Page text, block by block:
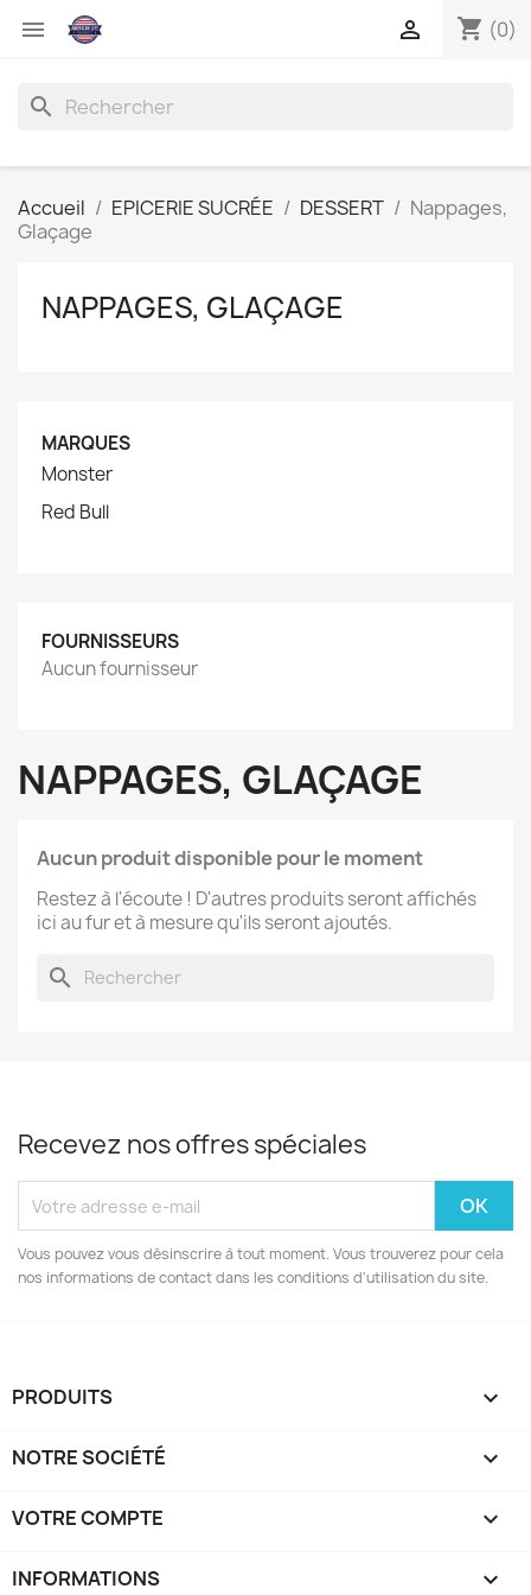
 shopping_cart (0)

search
Accueil EPICERIE SUCRÉE DESSERT
Nappages,
Glaçage
NAPPAGES, GLAÇAGE
MARQUES
Monster
Red Bull
FOURNISSEURS
Aucun fournisseur
NAPPAGES, GLAÇAGE
Aucun produit disponible pour le moment
Restez à l'écoute ! D'autres produits seront affichés
ici au fur et à mesure qu'ils seront ajoutés.
search
Recevez nos offres spéciales
Vous pouvez vous désinscrire à tout moment. Vous trouverez pour cela
nos informations de contact dans les conditions d'utilisation du site.
PRODUITS 
NOTRE SOCIÉTÉ 
VOTRE COMPTE 
INFORMATIONS keyboard_arrow_down